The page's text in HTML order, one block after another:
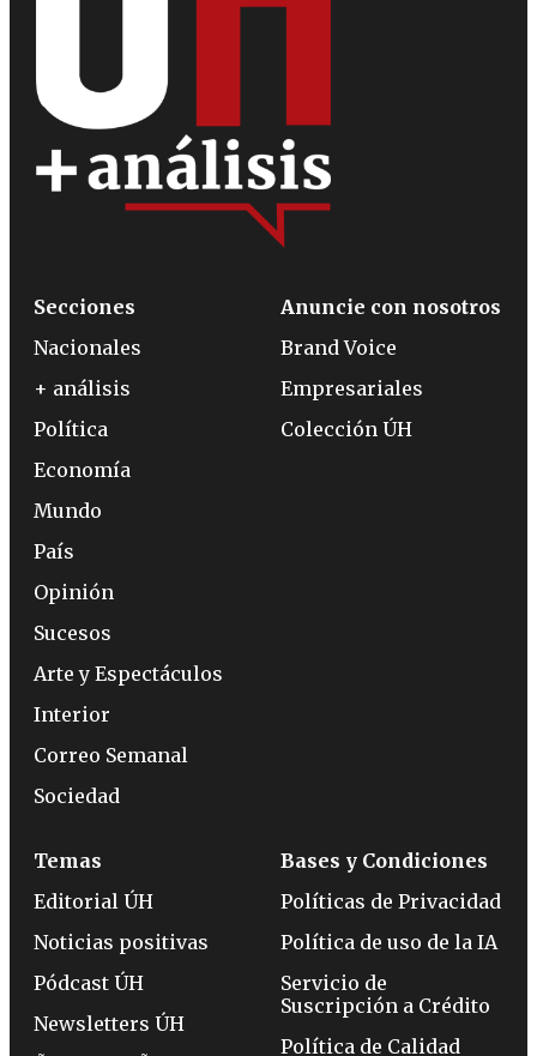
Secciones
Nacionales
+ análisis
Política
Economía
Mundo
País
Opinión
Sucesos
Arte y Espectáculos
Interior
Correo Semanal
Sociedad
Anuncie con nosotros
Brand Voice
Empresariales
Colección ÚH
Temas
Editorial ÚH
Noticias positivas
Pódcast ÚH
Newsletters ÚH
Bases y Condiciones
Políticas de Privacidad
Política de uso de la IA
Servicio de
Suscripción a Crédito
Política de Calidad